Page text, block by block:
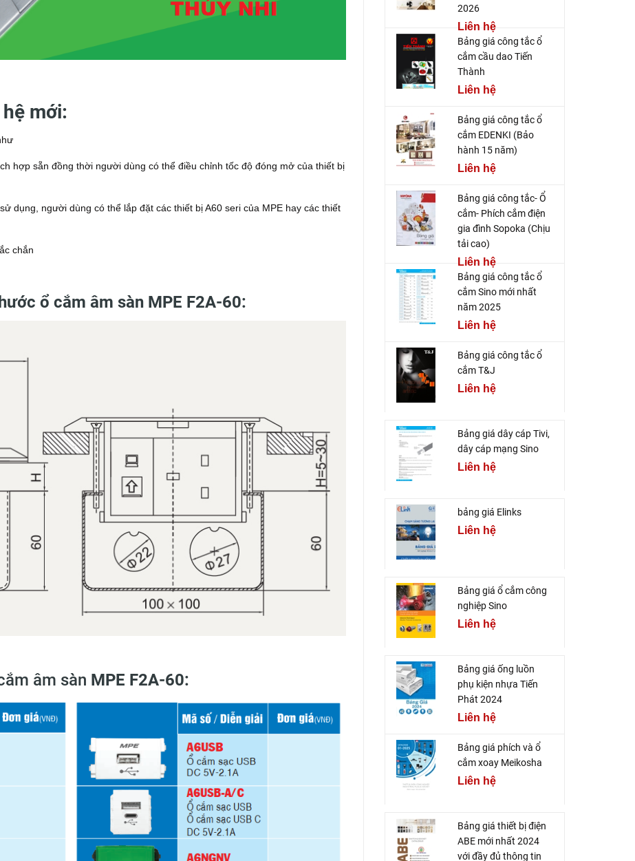
mới:
hợp sẵn đồng thời người dùng có thể điều chỉnh tốc độ đóng mở của thiết bị
dụng, người dùng có thể lắp đặt các thiết bị A60 seri của MPE hay các thiết
chắn
ổ cắm âm sàn MPE F2A-60:
âm sàn MPE F2A-60:
2026
Liên hệ
Bảng giá công tắc ổ
cắm cầu dao Tiến
Thành
Liên hệ
Bảng giá công tắc ổ
cắm EDENKI (Bảo
hành 15 năm)
Liên hệ
Bảng giá công tắc- Ổ
cắm- Phích cắm điện
gia đình Sopoka (Chịu
tải cao)
Liên hệ
Bảng giá công tắc ổ
cắm Sino mới nhất
năm 2025
Liên hệ
Bảng giá công tắc ổ
cắm T&J
Liên hệ
Bảng giá dây cáp Tivi,
dây cáp mạng Sino
Liên hệ
bảng giá Elinks
Liên hệ
Bảng giá ổ cắm công
nghiệp Sino
Liên hệ
Bảng giá ống luồn
phụ kiện nhựa Tiến
Phát 2024
Liên hệ
Bảng giá phích và ổ
cắm xoay Meikosha
Liên hệ
Bảng giá thiết bị điện
ABE mới nhất 2024
với đầy đủ thông tin